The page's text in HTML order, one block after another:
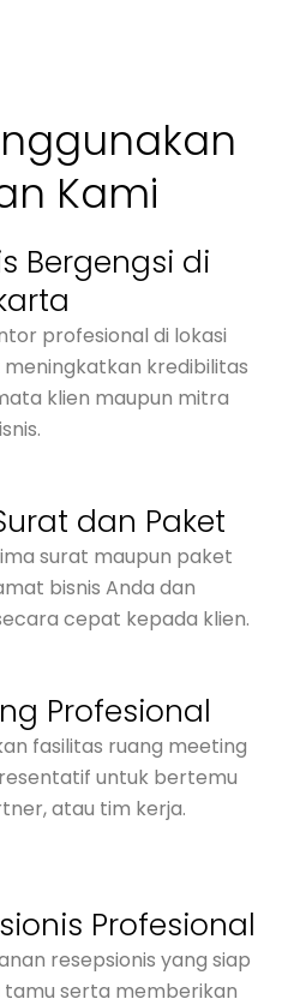
Kami
Bergengsi di
profesional di lokasi
kredibilitas
klien maupun mitra
dan Paket
surat maupun paket
bisnis Anda dan
cepat kepada klien.
Profesional
fasilitas ruang meeting
untuk bertemu
atau tim kerja.
Profesional
resepsionis yang siap
serta memberikan